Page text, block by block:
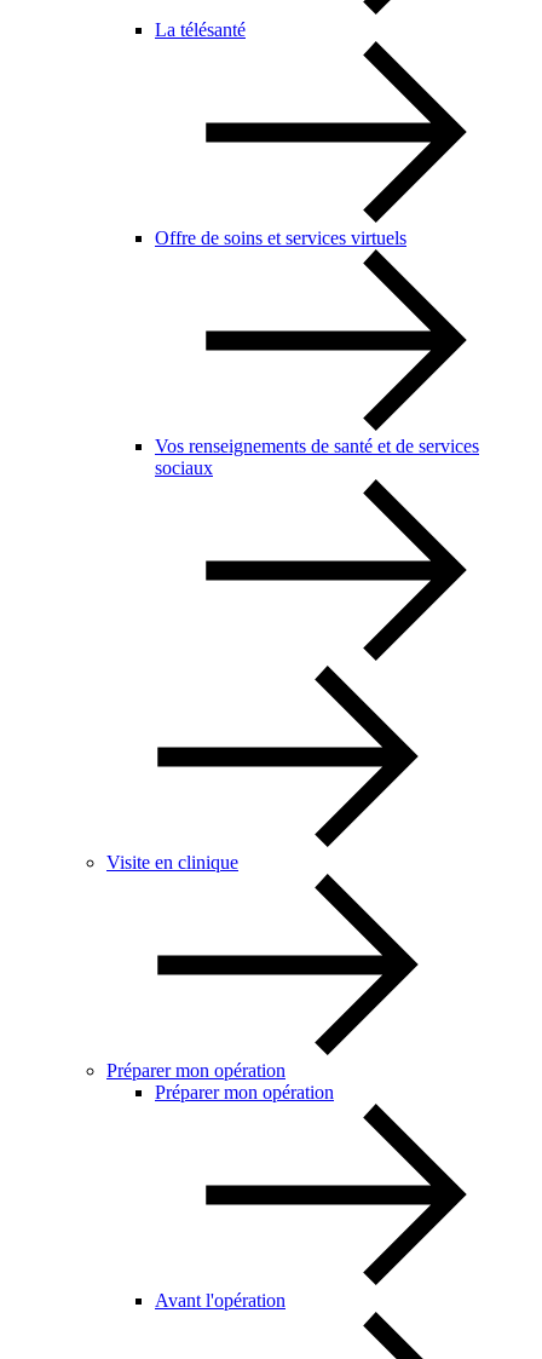
La télésanté
Offre de soins et services virtuels
Vos renseignements de santé et de services
sociaux
Visite en clinique
Préparer mon opération
Préparer mon opération
Avant l'opération